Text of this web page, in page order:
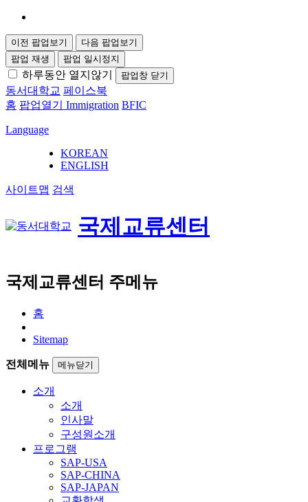
이전 팝업보기
다음 팝업보기
팝업 재생
팝업 일시정지
하루동안 열지않기 팝업창 닫기
동서대학교 페이스북
홈 팝업열기 Immigration BFIC
Language
KOREAN
ENGLISH
사이트맵 검색
국제교류센터
국제교류센터 주메뉴
홈
Sitemap
전체메뉴 메뉴닫기
소개
소개
인사말
구성원소개
프로그램
SAP-USA
SAP-CHINA
SAP-JAPAN